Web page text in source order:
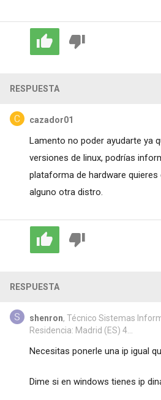
RESPUESTA
cazador01
Lamento no poder ayudarte ya
versiones de linux, podrías
plataforma de hardware
alguno otra distro.
RESPUESTA
shenron, Técnico Sistemas
Residencia: Madrid (ES) 4...
Necesitas ponerle una ip igual
Dime si en windows tienes ip